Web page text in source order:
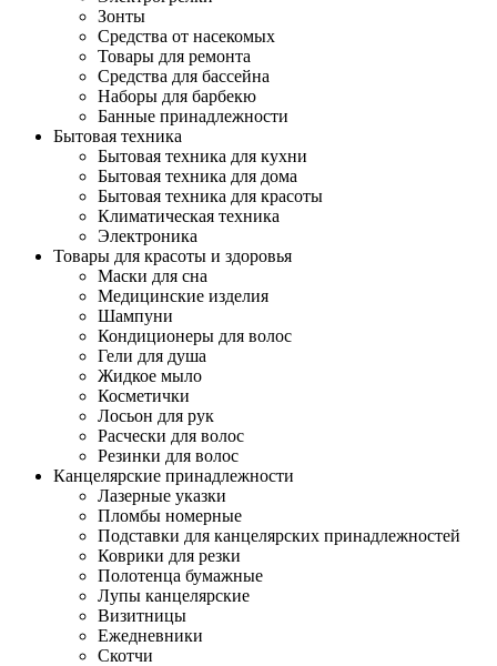
Зонты
Средства от насекомых
Товары для ремонта
Средства для бассейна
Наборы для барбекю
Банные принадлежности
Бытовая техника
Бытовая техника для кухни
Бытовая техника для дома
Бытовая техника для красоты
Климатическая техника
Электроника
Товары для красоты и здоровья
Маски для сна
Медицинские изделия
Шампуни
Кондиционеры для волос
Гели для душа
Жидкое мыло
Косметички
Лосьон для рук
Расчески для волос
Резинки для волос
Канцелярские принадлежности
Лазерные указки
Пломбы номерные
Подставки для канцелярских принадлежностей
Коврики для резки
Полотенца бумажные
Лупы канцелярские
Визитницы
Ежедневники
Скотчи